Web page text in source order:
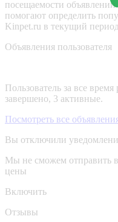
посещаемости
помогают определить
Kinpet.ru в текущий
Объявления пользователя
Пользователь за все
завершено, 3 активные.
Посмотреть все
Вы отключили
Мы не сможем отправить
цены
Включить
Отзывы